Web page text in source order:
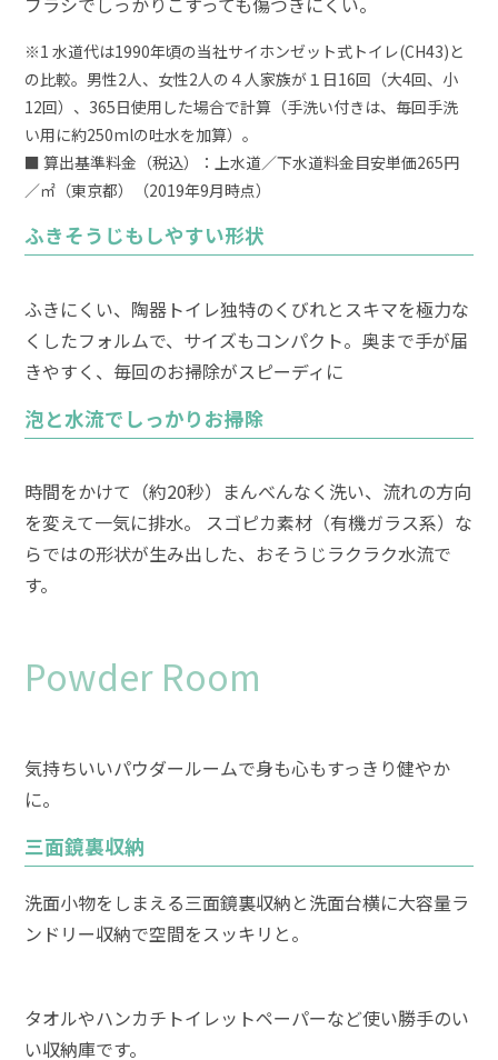
※1 水道代は1990年頃の当社サイホンゼット式トイレ(CH43)と
の比較。男性2人、女性2人の４人家族が１日16回（大4回、小
12回）、365日使用した場合で計算（手洗い付きは、毎回手洗
い用に約250mlの吐水を加算）。
■ 算出基準料金（税込）：上水道／下水道料金目安単価265円
／㎡（東京都）（2019年9月時点）
ふきそうじもしやすい形状
ふきにくい、陶器トイレ独特のくびれとスキマを極力な
くしたフォルムで、サイズもコンパクト。奥まで手が届
きやすく、毎回のお掃除がスピーディに
泡と水流でしっかりお掃除
時間をかけて（約20秒）まんべんなく洗い、流れの方向
を変えて一気に排水。 スゴピカ素材（有機ガラス系）な
らではの形状が生み出した、おそうじラクラク水流で
す。
Powder Room
気持ちいいパウダールームで身も心もすっきり健やか
に。
三面鏡裏収納
洗面小物をしまえる三面鏡裏収納と洗面台横に大容量ラ
ンドリー収納で空間をスッキリと。
タオルやハンカチトイレットペーパーなど使い勝手のい
い収納庫です。